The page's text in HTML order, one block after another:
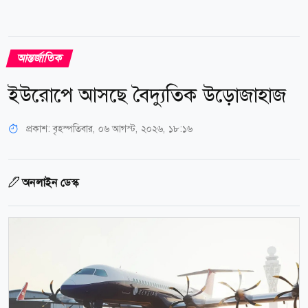
আন্তর্জাতিক
ইউরোপে আসছে বৈদ্যুতিক উড়োজাহাজ
প্রকাশ:বৃহস্পতিবার, ০৬ আগস্ট, ২০২৬, ১৮:১৬
অনলাইন ডেস্ক